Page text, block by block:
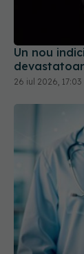
Un nou
26 iul 2026, 17:03